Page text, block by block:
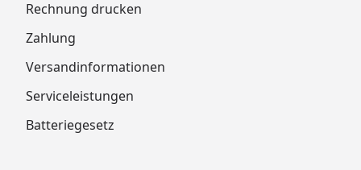
Rechnung drucken
Zahlung
Versandinformationen
Serviceleistungen
Batteriegesetz